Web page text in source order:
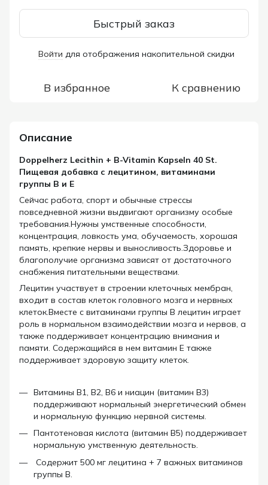
Быстрый заказ
Войти для отображения накопительной скидки
В избранное К сравнению
Описание
Doppelherz Lecithin + B-Vitamin Kapseln 40 St.
Пищевая добавка с лецитином, витаминами
группы B и Е
Сейчас работа, спорт и обычные стрессы
повседневной жизни выдвигают организму особые
требования.Нужны умственные способности,
концентрация, ловкость ума, обучаемость, хорошая
память, крепкие нервы и выносливость.Здоровье и
благополучие организма зависят от достаточного
снабжения питательными веществами.
Лецитин участвует в строении клеточных мембран,
входит в состав клеток головного мозга и нервных
клеток.Вместе с витаминами группы B лецитин играет
роль в нормальном взаимодействии мозга и нервов, а
также поддерживает концентрацию внимания и
памяти. Содержащийся в нем витамин Е также
поддерживает здоровую защиту клеток.
Витамины B1, B2, B6 и ниацин (витамин B3)
поддерживают нормальный энергетический обмен
и нормальную функцию нервной системы.
Пантотеновая кислота (витамин B5) поддерживает
нормальную умственную деятельность.
Содержит 500 мг лецитина + 7 важных витаминов
группы B.